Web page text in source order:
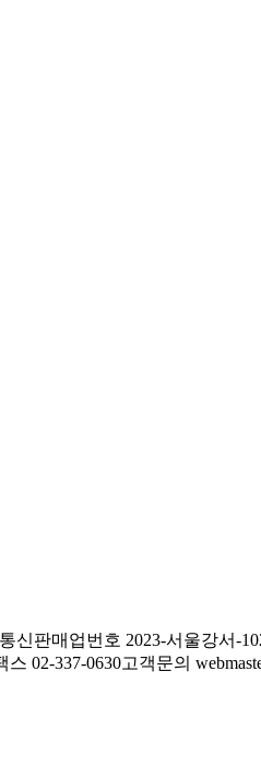
통신판매업번호 2023-서울강서-
스 02-337-0630고객문의